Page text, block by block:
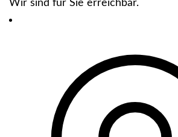
Wir sind für Sie erreichbar.